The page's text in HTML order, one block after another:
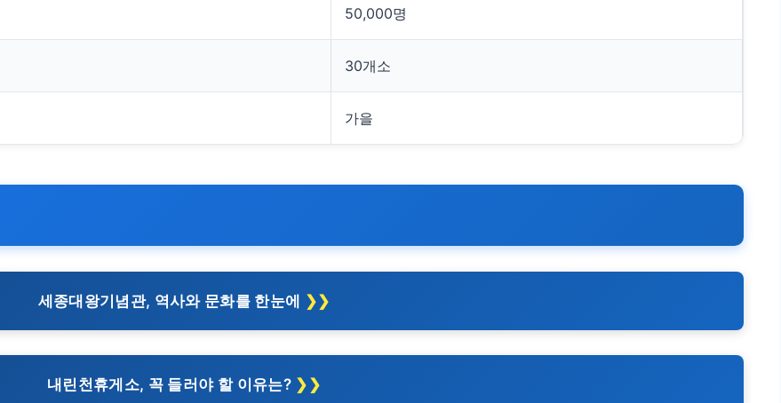
50,000명
30개소
가을
세종대왕기념관, 역사와 문화를 한눈에
내린천휴게소, 꼭 들러야 할 이유는?